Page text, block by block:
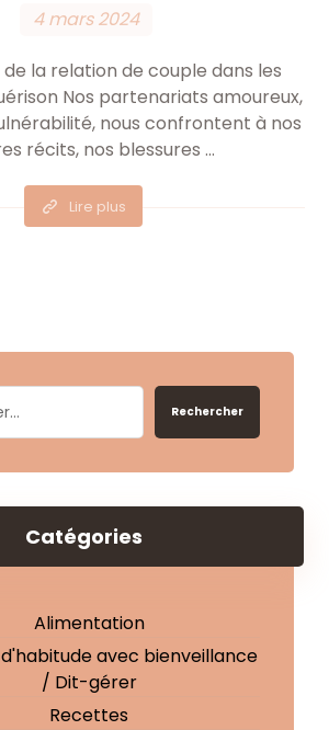
4 mars 2024
la relation de couple dans les
Nos partenariats amoureux,
nous confrontent à nos
récits, nos blessures ...
Lire plus
Rechercher
Catégories
Alimentation
avec bienveillance
/ Dit-gérer
Recettes